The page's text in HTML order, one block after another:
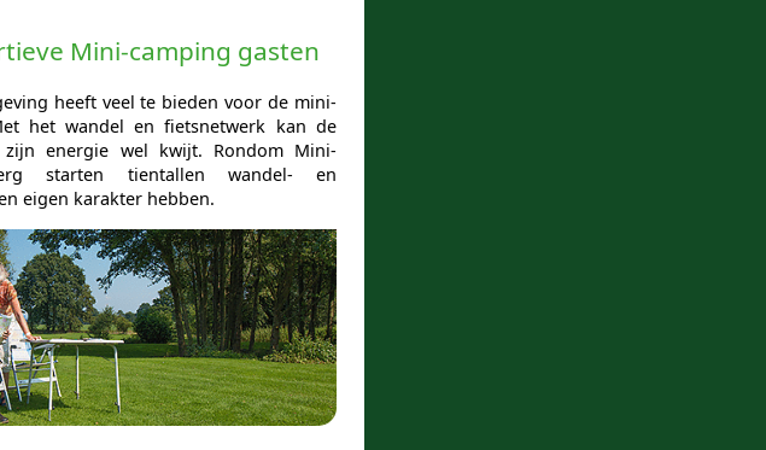
Mini-camping gasten
heeft veel te bieden voor de mini-
het wandel en fietsnetwerk kan de
zijn energie wel kwijt. Rondom Mini-
starten tientallen wandel- en
eigen karakter hebben.